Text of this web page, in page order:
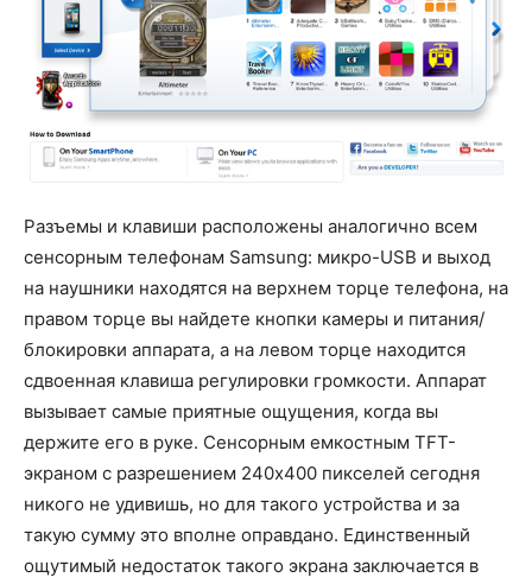
Разъемы и клавиши расположены аналогично всем
сенсорным телефонам Samsung: микро-USB и выход
на наушники находятся на верхнем торце телефона, на
правом торце вы найдете кнопки камеры и питания/
блокировки аппарата, а на левом торце находится
сдвоенная клавиша регулировки громкости. Аппарат
вызывает самые приятные ощущения, когда вы
держите его в руке. Сенсорным емкостным TFT-
экраном с разрешением 240х400 пикселей сегодня
никого не удивишь, но для такого устройства и за
такую сумму это вполне оправдано. Единственный
ощутимый недостаток такого экрана заключается в